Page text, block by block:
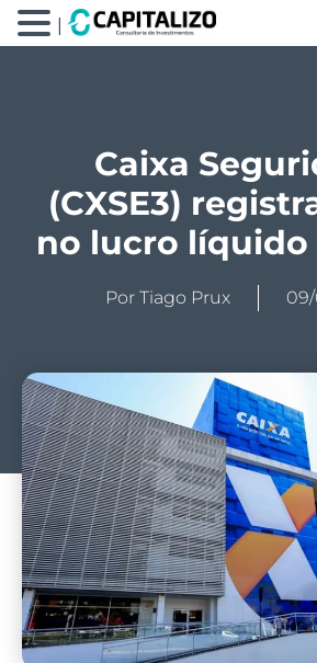
Caixa
(CXSE3)
no lucro líquido
Por Tiago Prux